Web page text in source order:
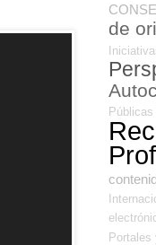
de
Públicas
Portales